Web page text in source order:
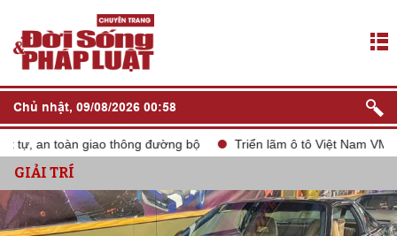
Chủ nhật, 09/08/2026 00:58
toàn giao thông đường bộ Triển lãm ô tô Việt Nam VMS 2024
GIẢI TRÍ